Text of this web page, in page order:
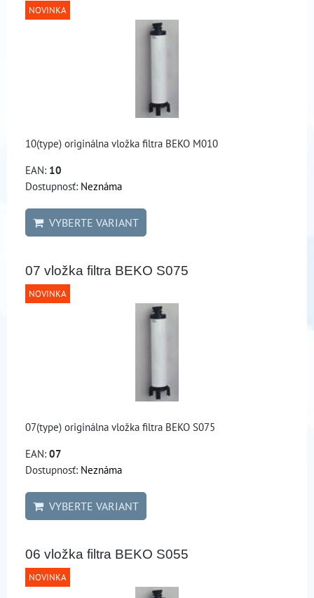
NOVINKA
10(type) originálna vložka filtra BEKO M010
EAN: 10
Dostupnosť: Neznáma
VYBERTE VARIANT
07 vložka filtra BEKO S075
NOVINKA
07(type) originálna vložka filtra BEKO S075
EAN: 07
Dostupnosť: Neznáma
VYBERTE VARIANT
06 vložka filtra BEKO S055
NOVINKA